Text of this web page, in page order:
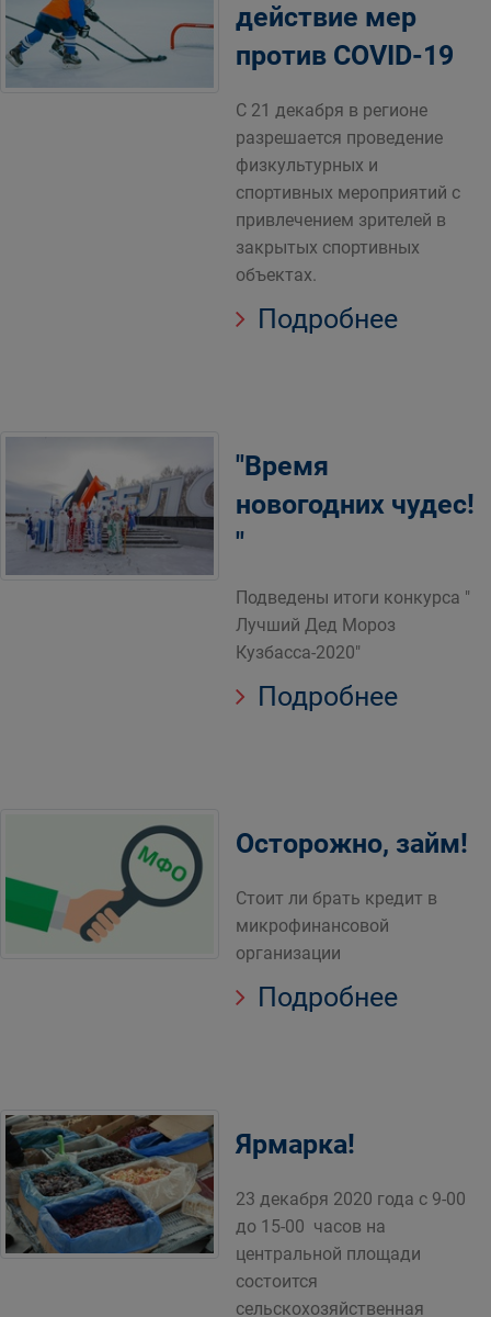
действие мер
против COVID-19
C 21 декабря в регионе
разрешается проведение
физкультурных и
спортивных мероприятий с
привлечением зрителей в
закрытых спортивных
объектах.
Подробнее
"Время
новогодних чудес!
"
Подведены итоги конкурса "
Лучший Дед Мороз
Кузбасса-2020"
Подробнее
Осторожно, займ!
Стоит ли брать кредит в
микрофинансовой
организации
Подробнее
Ярмарка!
23 декабря 2020 года с 9-00
до 15-00 часов на
центральной площади
состоится
сельскохозяйственная